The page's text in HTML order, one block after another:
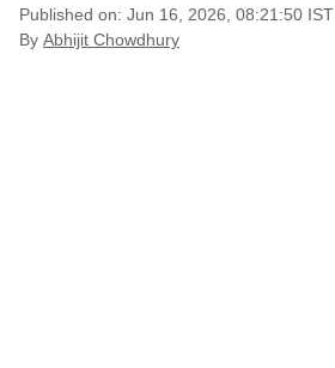
Published on: Jun 16, 2026, 08:21:50 IST
By Abhijit Chowdhury